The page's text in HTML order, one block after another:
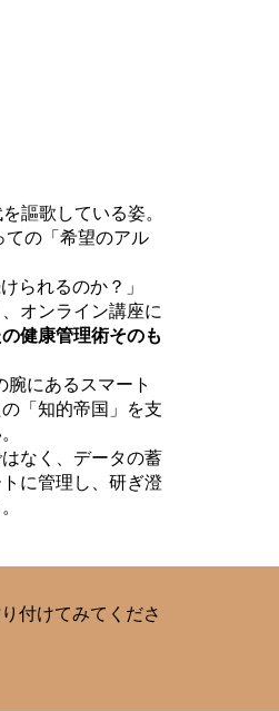
謳歌している姿。
ての「希望のアル
られるのか？」
オンライン講座に
健康管理術そのも
にあるスマート
「知的帝国」を支
なく、データの蓄
に管理し、研ぎ澄
付けてみてくださ